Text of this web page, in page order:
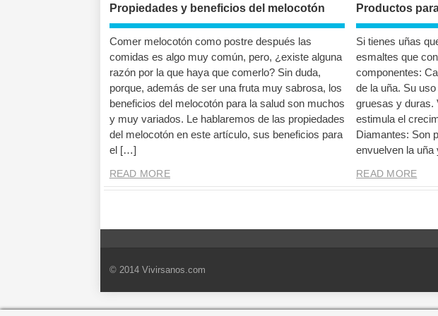
Propiedades y beneficios del melocotón
Comer melocotón como postre después las
comidas es algo muy común, pero, ¿existe alguna
razón por la que haya que comerlo? Sin duda,
porque, además de ser una fruta muy sabrosa, los
beneficios del melocotón para la salud son muchos
y muy variados. Le hablaremos de las propiedades
del melocotón en este artículo, sus beneficios para
el […]
READ MORE
Productos
Si tienes uñas
esmaltes que
componentes:
de la uña. Su
gruesas y duras.
estimula el
Diamantes: Son
envuelven la
READ MORE
© 2014 Vivirsanos.com